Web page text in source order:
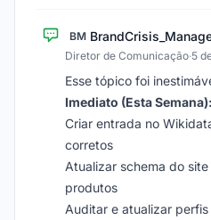
BM
Diretor de Comunicação·5
Esse tópico foi
Imediato (Esta Semana):
Criar entrada no
corretos
Atualizar schema do
produtos
Auditar e atualizar